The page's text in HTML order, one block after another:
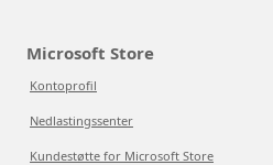
Microsoft Store
Kontoprofil
Nedlastingssenter
Kundestøtte for Microsoft Store